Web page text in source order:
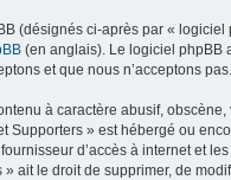
(désignés ci-après par «
(en anglais). Le logiciel phpBB
et que nous n’acceptons
à caractère abusif,
Supporters » est hébergé ou
d’accès à internet et
ait le droit de supprimer, de